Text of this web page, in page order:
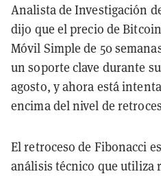
Analista de Investigación
dijo que el precio de
Móvil Simple de 50
un soporte clave durante
agosto, y ahora está
encima del nivel de
El retroceso de Fibonacci
análisis técnico que utiliza